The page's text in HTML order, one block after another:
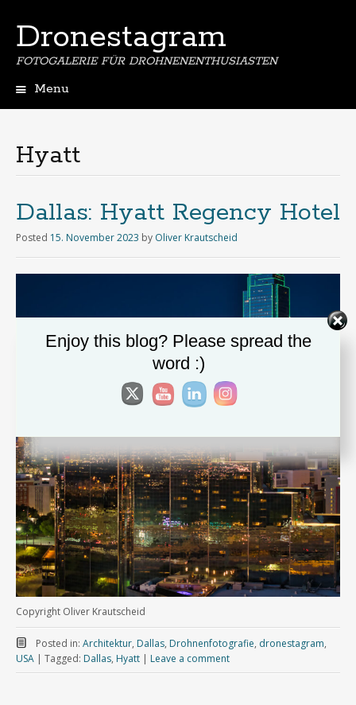
Dronestagram
FOTOGALERIE FÜR DROHNENENTHUSIASTEN
Menu
Hyatt
Dallas: Hyatt Regency Hotel
Posted 15. November 2023 by Oliver Krautscheid
Copyright Oliver Krautscheid
Posted in: Architektur, Dallas, Drohnenfotografie, dronestagram,
USA | Tagged: Dallas, Hyatt | Leave a comment
Enjoy this blog? Please spread the
word :)